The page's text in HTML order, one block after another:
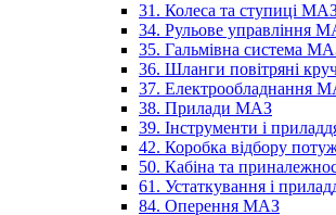
31. Колеса та ступиці
34. Рульове управління
35. Гальмівна система
36. Шланги повітряні
37. Електрообладнання
38. Прилади МАЗ
39. Інструменти і
42. Коробка відбору
50. Кабіна та
61. Устаткування і
84. Оперення МАЗ